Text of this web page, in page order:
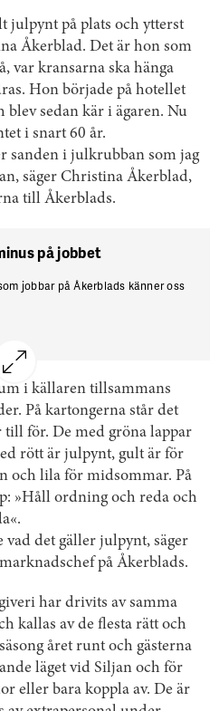
julpynt på plats och ytterst
Åkerblad. Det är hon som
var kransarna ska hänga
Hon började på hotellet
sedan kär i ägaren. Nu
i snart 60 år.
sanden i julkrubban som jag
säger Christina Åkerblad,
till Åkerblads.
på jobbet
jobbar på Åkerblads känner oss
i källaren tillsammans
På kartongerna står det
för. De med gröna lappar
rött är julpynt, gult är för
och lila för midsommar. På
»Håll ordning och reda och
det gäller julpynt, säger
på Åkerblads.
har drivits av samma
kallas av de flesta rätt och
året runt och gästerna
läget vid Siljan och för
eller bara koppla av. De är